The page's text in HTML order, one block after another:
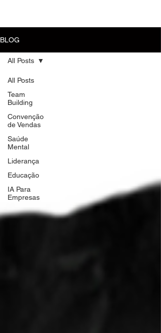
BLOG
All Posts
Team
Building
Convenção
de Vendas
Saúde
Mental
Liderança
Educação
IA Para
Empresas
All Posts